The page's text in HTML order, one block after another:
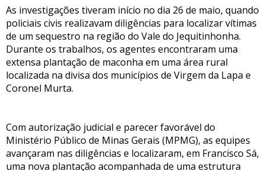
As investigações tiveram início no dia 26 de maio, quando
policiais civis realizavam diligências para localizar vítimas
de um sequestro na região do Vale do Jequitinhonha.
Durante os trabalhos, os agentes encontraram uma
extensa plantação de maconha em uma área rural
localizada na divisa dos municípios de Virgem da Lapa e
Coronel Murta.
Com autorização judicial e parecer favorável do
Ministério Público de Minas Gerais (MPMG), as equipes
avançaram nas diligências e localizaram, em Francisco Sá,
uma nova plantação acompanhada de uma estrutura